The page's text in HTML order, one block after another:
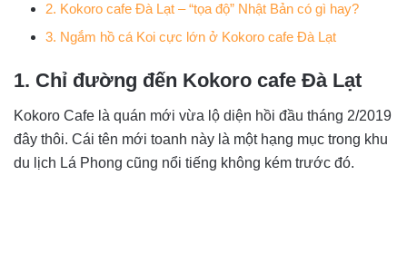
2. Kokoro cafe Đà Lạt – “tọa độ” Nhật Bản có gì hay?
3. Ngắm hồ cá Koi cực lớn ở Kokoro cafe Đà Lạt
1. Chỉ đường đến Kokoro cafe Đà Lạt
Kokoro Cafe là quán mới vừa lộ diện hồi đầu tháng 2/2019
đây thôi. Cái tên mới toanh này là một hạng mục trong khu
du lịch Lá Phong cũng nổi tiếng không kém trước đó.